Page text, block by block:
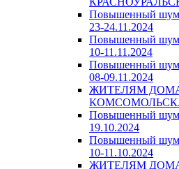
Повышенный шум
23-24.11.2024
Повышенный шум
10-11.11.2024
Повышенный шум
08-09.11.2024
ЖИТЕЛЯМ
Повышенный шум
19.10.2024
Повышенный шум
10-11.10.2024
ЖИТЕЛЯМ